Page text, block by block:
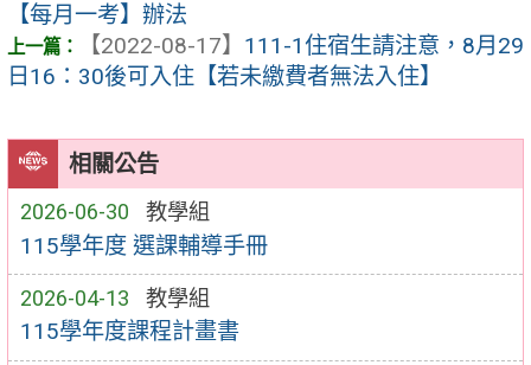
相關公告
2026-06-30 教學組
115學年度 選課輔導手冊
2026-04-13 教學組
115學年度課程計畫書
【每月一考】辦法
【2022-08-17】 111-1住宿生請注意，8月29
日16：30後可入住【若未繳費者無法入住】